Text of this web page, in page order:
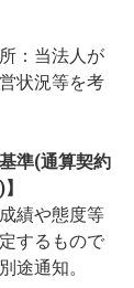
：当法人が
状況等を考
準(通算契約
績や態度等
するもので
途通知。